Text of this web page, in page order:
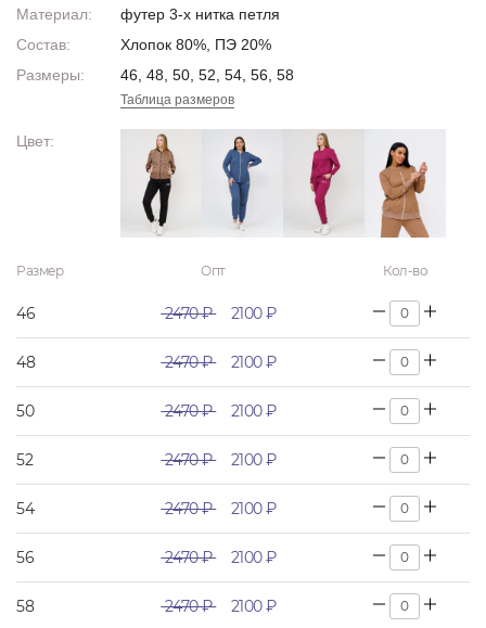
Материал:
футер 3-х нитка петля
Состав:
Хлопок 80%, ПЭ 20%
Размеры:
46, 48, 50, 52, 54, 56, 58
Таблица размеров
Цвет:
Размер Опт Кол-во
46 2470 ₽ 2100 ₽
48 2470 ₽ 2100 ₽
50 2470 ₽ 2100 ₽
52 2470 ₽ 2100 ₽
54 2470 ₽ 2100 ₽
56 2470 ₽ 2100 ₽
58 2470 ₽ 2100 ₽